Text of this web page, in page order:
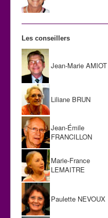
Les conseillers
Jean-Marie AMIOT
Liliane BRUN
Jean-Émile
FRANCILLON
Marie-France
LEMAITRE
Paulette NEVOUX